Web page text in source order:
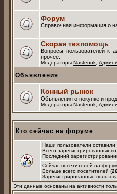
Форум
Справочная информация о
Скорая техпомощь
Вопросы пользователей к
прочее.
Модераторы Nastenok
Объявления
Конный рынок
Объявления о покупке и
Модераторы Nastenok
Кто сейчас на форуме
Наши пользователи
Всего зарегистрированных
Последний
Сейчас посетителей на
Больше всего посетителей (
Зарегистрированные
Эти данные основаны на активности